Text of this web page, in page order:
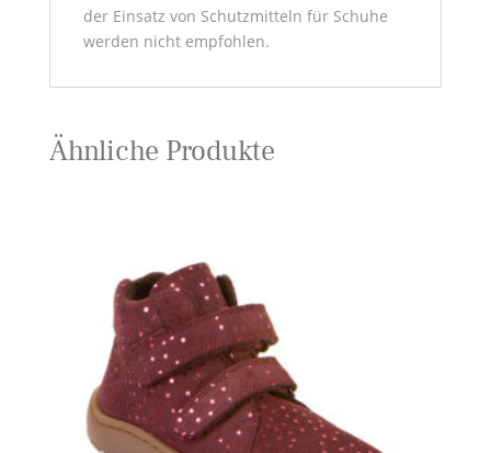
der Einsatz von Schutzmitteln für Schuhe
werden nicht empfohlen.
Ähnliche Produkte